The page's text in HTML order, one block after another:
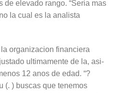
de elevado rango. “Seria mas
la cual es la analista
organizacion financiera
ultimamente de la, asi­
12 anos de edad. “?
(. ) buscas que tenemos